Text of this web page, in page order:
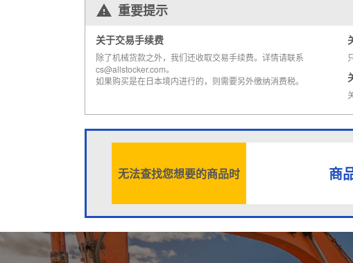
重要提示
关于交易手续费
除了机械货款之外，我们还收取交易手续费。详情请联系
cs@allstocker.com。
如果购买是在日本境内进行的，则需要另外缴纳消费税。
无法查找您想要的商品时 商